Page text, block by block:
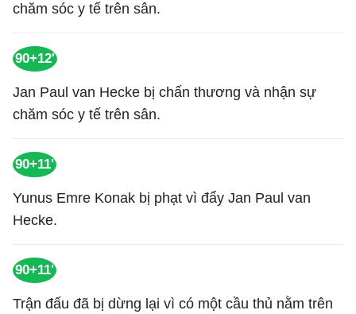
chăm sóc y tế trên sân.
90+12'
Jan Paul van Hecke bị chấn thương và nhận sự
chăm sóc y tế trên sân.
90+11'
Yunus Emre Konak bị phạt vì đẩy Jan Paul van
Hecke.
90+11'
Trận đấu đã bị dừng lại vì có một cầu thủ nằm trên